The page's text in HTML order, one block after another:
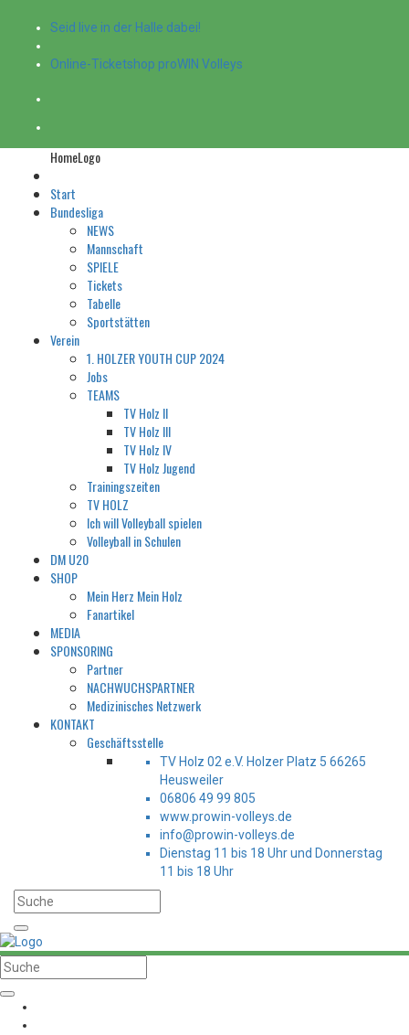
Seid live in der Halle dabei!
Online-Ticketshop proWIN Volleys
HomeLogo
Start
Bundesliga
NEWS
Mannschaft
SPIELE
Tickets
Tabelle
Sportstätten
Verein
1. HOLZER YOUTH CUP 2024
Jobs
TEAMS
TV Holz II
TV Holz III
TV Holz IV
TV Holz Jugend
Trainingszeiten
TV HOLZ
Ich will Volleyball spielen
Volleyball in Schulen
DM U20
SHOP
Mein Herz Mein Holz
Fanartikel
MEDIA
SPONSORING
Partner
NACHWUCHSPARTNER
Medizinisches Netzwerk
KONTAKT
Geschäftsstelle
TV Holz 02 e.V. Holzer Platz 5 66265
Heusweiler
06806 49 99 805
www.prowin-volleys.de
info@prowin-volleys.de
Dienstag 11 bis 18 Uhr und Donnerstag
11 bis 18 Uhr